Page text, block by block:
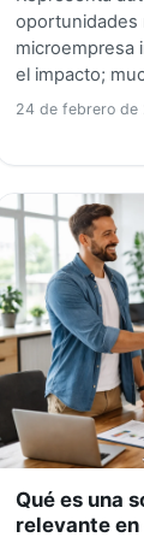
oportunidades
microempresa
el impacto;
24 de febrero de
Qué es una
relevante